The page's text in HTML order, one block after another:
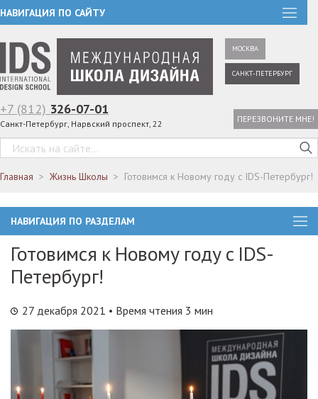
НАВИГАЦИЯ ПО САЙТУ
МОСКВА
САНКТ-ПЕТЕРБУРГ
+7 (812) 326-07-01
Санкт-Петербург, Нарвский проспект, 22 ПЕРЕЗВОНИТЕ МНЕ!
Главная Жизнь Школы Готовимся к Новому году c IDS-Петербург!
НАВИГАЦИЯ ПО РАЗДЕЛАМ
Готовимся к Новому году c IDS-
Петербург!
27 декабря 2021 • Время чтения 3 мин